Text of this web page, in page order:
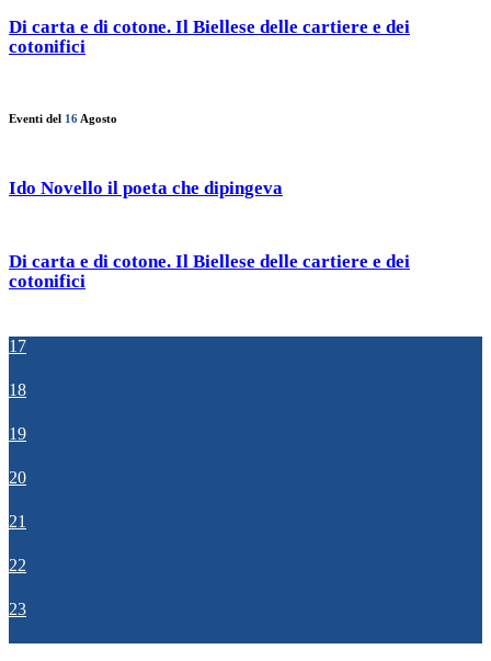
Di carta e di cotone. Il Biellese delle cartiere e dei
cotonifici
Eventi del 16 Agosto
Ido Novello il poeta che dipingeva
Di carta e di cotone. Il Biellese delle cartiere e dei
cotonifici
17
18
19
20
21
22
23